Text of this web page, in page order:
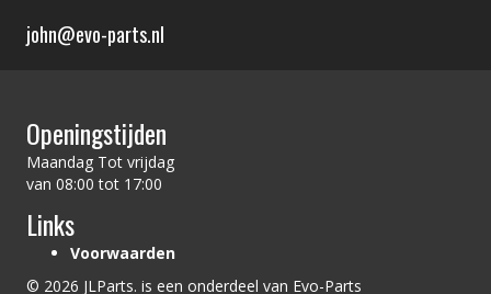
john@evo-parts.nl
Openingstijden
Maandag Tot vrijdag
van 08:00 tot 17:00
Links
Voorwaarden
© 2026 JLParts. is een onderdeel van Evo-Parts